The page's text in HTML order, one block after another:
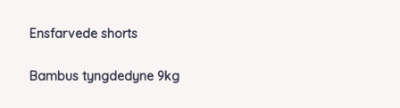
Ensfarvede shorts
Bambus tyngdedyne 9kg